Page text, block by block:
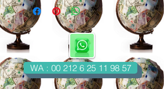
WA : 00 212 6 25 11 98 57